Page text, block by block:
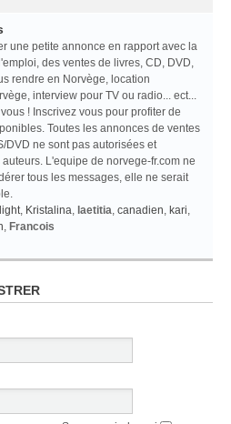
une petite annonce en rapport avec la
des ventes de livres, CD, DVD,
rendre en Norvège, location
interview pour TV ou radio... ect...
! Inscrivez vous pour profiter de
Toutes les annonces de ventes
DVD ne sont pas autorisées et
L'equipe de norvege-fr.com ne
tous les messages, elle ne serait
, Kristalina, laetitia, canadien, kari,
, Francois